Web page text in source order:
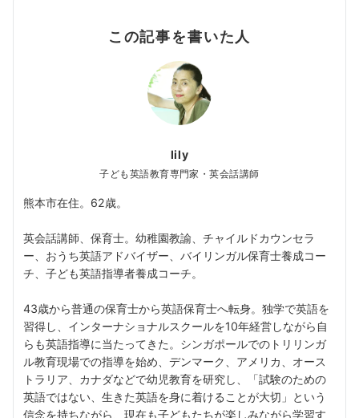
この記事を書いた人
lily
子ども英語教育専門家・英会話講師
熊本市在住。62歳。
英会話講師、保育士。幼稚園教諭、チャイルドカウンセラ
ー、おうち英語アドバイザー、バイリンガル保育士養成コー
チ、子ども英語指導者養成コーチ。
43歳から普通の保育士から英語保育士へ転身。独学で英語を
習得し、インターナショナルスクールを10年経営しながら自
らも英語指導に当たってきた。シンガポールでのトリリンガ
ル教育現場での指導を始め、デンマーク、アメリカ、オース
トラリア、カナダなどで幼児教育を研究し、「試験のための
英語ではない、生きた英語を身に着けることが大切」という
信念を持ちながら、現在も子どもたちが楽しみながら学習す